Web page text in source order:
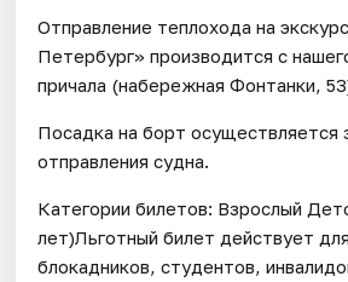
Отправление теплохода на
Петербург» производится с
причала (набережная Фонтанки,
Посадка на борт осуществляется
отправления судна.
Категории билетов: Взрослый
лет)Льготный билет действует
блокадников, студентов,